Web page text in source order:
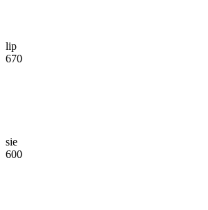
lip
670
sie
600